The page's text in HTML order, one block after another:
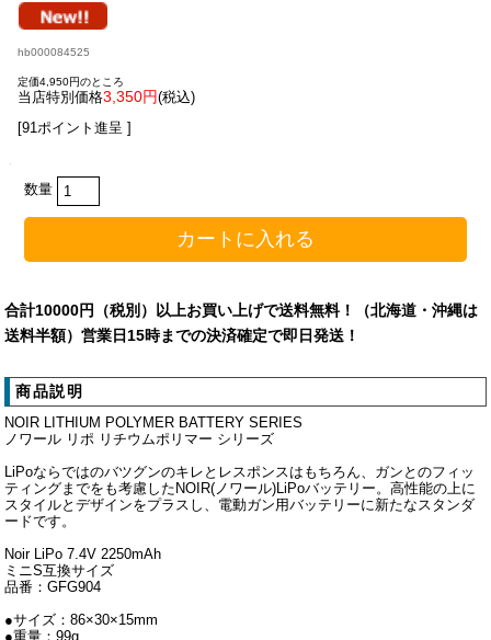
hb000084525
定価4,950円のところ
当店特別価格3,350円(税込)
[91ポイント進呈 ]
数量
合計10000円（税別）以上お買い上げで送料無料！（北海道・沖縄は
送料半額）営業日15時までの決済確定で即日発送！
商品説明
NOIR LITHIUM POLYMER BATTERY SERIES
ノワール リポ リチウムポリマー シリーズ
LiPoならではのバツグンのキレとレスポンスはもちろん、ガンとのフィッ
ティングまでをも考慮したNOIR(ノワール)LiPoバッテリー。高性能の上に
スタイルとデザインをプラスし、電動ガン用バッテリーに新たなスタンダ
ードです。
Noir LiPo 7.4V 2250mAh
ミニS互換サイズ
品番：GFG904
●サイズ：86×30×15mm
●重量：99g